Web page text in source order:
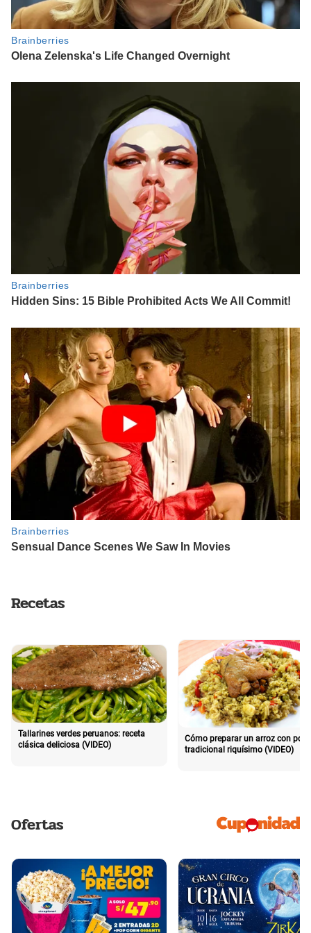
Recetas
Tallarines verdes peruanos: receta
clásica deliciosa (VIDEO)
Cómo preparar un arroz con pollo
tradicional riquísimo (VIDEO)
Ofertas